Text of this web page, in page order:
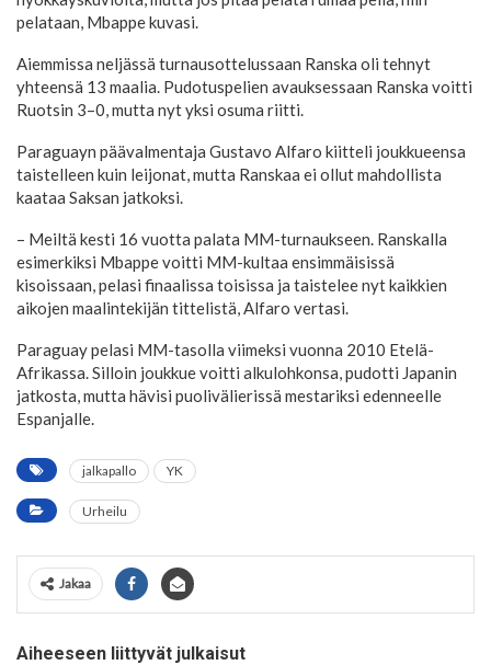
pelataan, Mbappe kuvasi.
Aiemmissa neljässä turnausottelussaan Ranska oli tehnyt
yhteensä 13 maalia. Pudotuspelien avauksessaan Ranska voitti
Ruotsin 3–0, mutta nyt yksi osuma riitti.
Paraguayn päävalmentaja Gustavo Alfaro kiitteli joukkueensa
taistelleen kuin leijonat, mutta Ranskaa ei ollut mahdollista
kaataa Saksan jatkoksi.
– Meiltä kesti 16 vuotta palata MM-turnaukseen. Ranskalla
esimerkiksi Mbappe voitti MM-kultaa ensimmäisissä
kisoissaan, pelasi finaalissa toisissa ja taistelee nyt kaikkien
aikojen maalintekijän tittelistä, Alfaro vertasi.
Paraguay pelasi MM-tasolla viimeksi vuonna 2010 Etelä-
Afrikassa. Silloin joukkue voitti alkulohkonsa, pudotti Japanin
jatkosta, mutta hävisi puolivälierissä mestariksi edenneelle
Espanjalle.
jalkapallo YK
Urheilu
Jakaa
Aiheeseen liittyvät julkaisut